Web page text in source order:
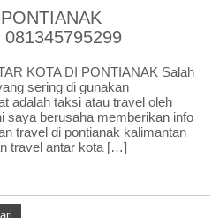
081345795299
KOTA DI PONTIANAK Salah
sering di gunakan
adalah taksi atau travel oleh
saya berusaha memberikan info
travel di pontianak kalimantan
travel antar kota […]